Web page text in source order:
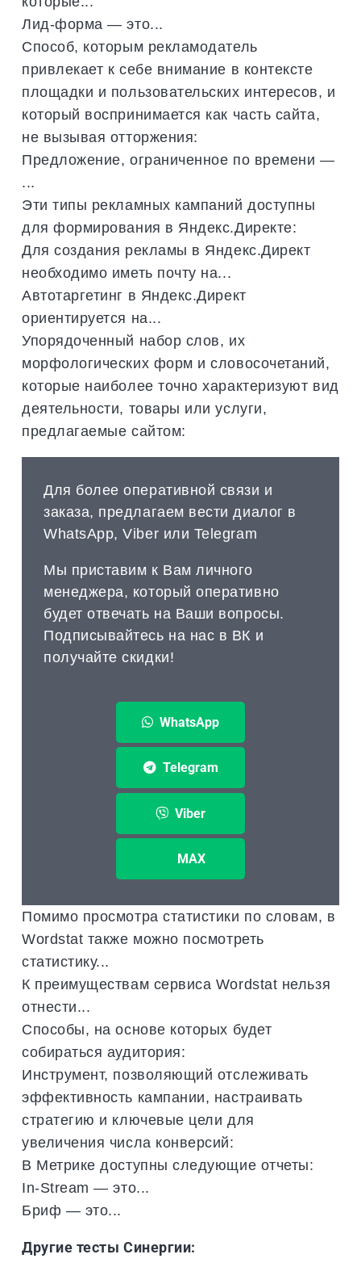
Лид-форма — это...
Способ, которым рекламодатель
привлекает к себе внимание в контексте
площадки и пользовательских интересов, и
который воспринимается как часть сайта,
не вызывая отторжения:
Предложение, ограниченное по времени —
...
Эти типы рекламных кампаний доступны
для формирования в Яндекс.Директе:
Для создания рекламы в Яндекс.Директ
необходимо иметь почту на...
Автотаргетинг в Яндекс.Директ
ориентируется на...
Упорядоченный набор слов, их
морфологических форм и словосочетаний,
которые наиболее точно характеризуют вид
деятельности, товары или услуги,
предлагаемые сайтом:
Для более оперативной связи и
заказа, предлагаем вести диалог в
WhatsApp, Viber или Telegram
Мы приставим к Вам личного
менеджера, который оперативно
будет отвечать на Ваши вопросы.
Подписывайтесь на нас в ВК и
получайте скидки!
WhatsApp
Telegram
Viber
MAX
Помимо просмотра статистики по словам, в
Wordstat также можно посмотреть
статистику...
К преимуществам сервиса Wordstat нельзя
отнести...
Способы, на основе которых будет
собираться аудитория:
Инструмент, позволяющий отслеживать
эффективность кампании, настраивать
стратегию и ключевые цели для
увеличения числа конверсий:
В Метрике доступны следующие отчеты:
In-Stream — это...
Бриф — это...
Другие тесты Синергии: